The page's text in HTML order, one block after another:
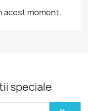
acest moment.
speciale